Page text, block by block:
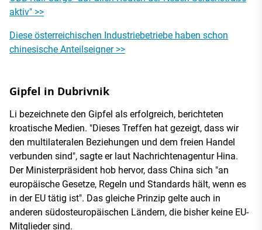
aktiv" >>
Diese österreichischen Industriebetriebe haben schon
chinesische Anteilseigner >>
Gipfel in Dubrivnik
Li bezeichnete den Gipfel als erfolgreich, berichteten
kroatische Medien. "Dieses Treffen hat gezeigt, dass wir
den multilateralen Beziehungen und dem freien Handel
verbunden sind", sagte er laut Nachrichtenagentur Hina.
Der Ministerpräsident hob hervor, dass China sich "an
europäische Gesetze, Regeln und Standards hält, wenn es
in der EU tätig ist". Das gleiche Prinzip gelte auch in
anderen südosteuropäischen Ländern, die bisher keine EU-
Mitglieder sind.